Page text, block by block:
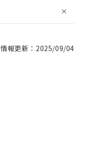
情報更新：2025/09/04